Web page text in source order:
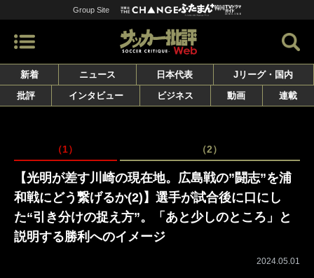
Group Site
新着 ニュース 日本代表
Jリーグ・国内
批評
インタビュー ビジネス 動画 連載
（1） （2）
【光明が差す川崎の現在地。広島戦の”闘志”を浦
和戦にどう繋げるか(2)】選手が試合後に口にし
た“引き分けの捉え方”。「あと少しのところ」と
説明する勝利へのイメージ
2024.05.01